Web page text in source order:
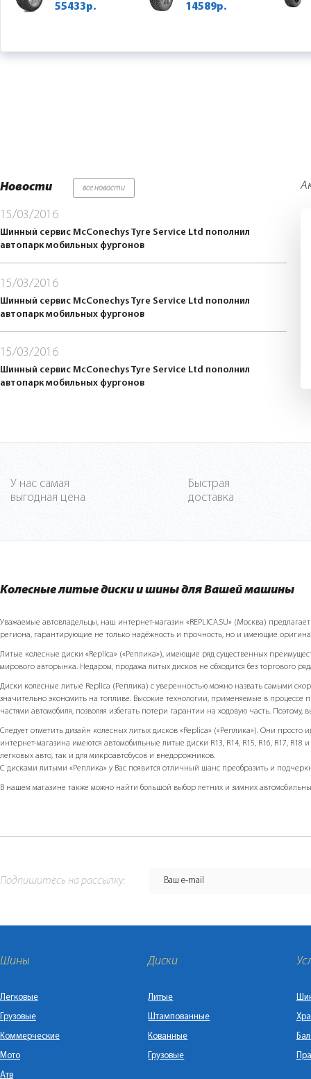
55433р. 14589р.
Новости все новости
15/03/2016
Шинный сервис McConechys Tyre Service Ltd пополнил
автопарк мобильных фургонов
15/03/2016
Шинный сервис McConechys Tyre Service Ltd пополнил
автопарк мобильных фургонов
15/03/2016
Шинный сервис McConechys Tyre Service Ltd пополнил
автопарк мобильных фургонов
У нас самая
выгодная цена
Быстрая
доставка
Колесные литые диски и шины для Вашей машины
Уважаемые автовладельцы, наш интернет-магазин «REPLICA.SU» (Москва)
региона, гарантирующие не только надёжность и прочность, но и имеющие
Литые колесные диски «Replicа» («Реплика»), имеющие ряд существенных
мирового авторынка. Недаром, продажа литых дисков не обходится без торгового
Диски колесные литые Replicа (Реплика) с уверенностью можно назвать самыми
значительно экономить на топливе. Высокие технологии, применяемые в процессе
частями автомобиля, позволяя избегать потери гарантии на ходовую часть.
Следует отметить дизайн колесных литых дисков «Replicа» («Реплика»). Они
интернет-магазина имеются автомобильные литые диски R13, R14, R15, R16, R17,
легковых авто, так и для микроавтобусов и внедорожников.
С дисками литыми «Реплика» у Вас появится отличный шанс преобразить и
В нашем магазине также можно найти большой выбор летних и зимних
Подпишитесь на рассылку:
Шины
Легковые
Грузовые
Коммерческие
Мото
Атв
Диски
Литые
Штампованные
Кованные
Грузовые